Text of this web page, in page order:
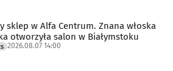
sklep w Alfa Centrum. Znana włoska
otworzyła salon w Białymstoku
2026.08.07 14:00